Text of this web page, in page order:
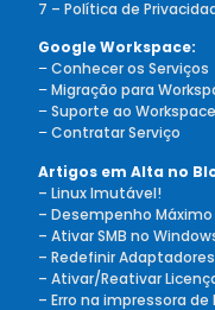
7 – Política de
Google Workspace:
–Conhecer os Serviços
–Migração para
–Suporte ao Workspace
–Contratar Serviço
Artigos em Alta no
– Linux Imutável!
– Desempenho Máximo
– Ativar SMB no
– Redefinir
– Ativar/Reativar
– Erro na impressora de